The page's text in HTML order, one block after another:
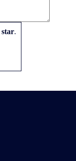
star.